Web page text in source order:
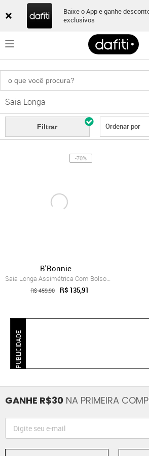
Baixe o App e ganhe
exclusivos
Saia Longa
Filtrar Ordenar por
-70%
B'Bonnie
Saia Longa Assimétrica Com Bolsos B’Bonn...
R$ 459,90 R$ 135,91
PUBLICIDADE
GANHE R$30 NA PRIMEIRA